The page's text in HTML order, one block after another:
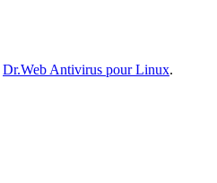
Dr.Web Antivirus pour Linux.